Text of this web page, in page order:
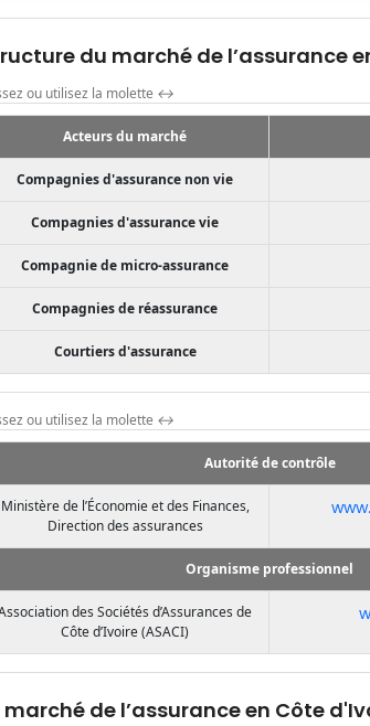
du marché de l’assurance
ou utilisez la molette ↔
Acteurs du marché
Compagnies d'assurance non vie
Compagnies d'assurance vie
Compagnie de micro-assurance
Compagnies de réassurance
Courtiers d'assurance
ou utilisez la molette ↔
Autorité de contrôle
Ministère de l’Économie et des Finances,
Direction des assurances
Organisme professionnel
des Sociétés d’Assurances de
Côte d’Ivoire (ASACI)
marché de l’assurance en Côte